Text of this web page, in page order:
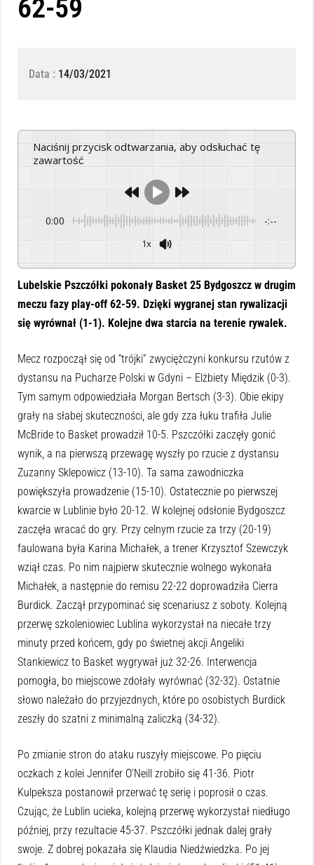
62-59
Data : 14/03/2021
Naciśnij przycisk odtwarzania, aby odsłuchać tę
zawartość
0:00 -:--
1x
Lubelskie Pszczółki pokonały Basket 25 Bydgoszcz w drugim
meczu fazy play-off 62-59. Dzięki wygranej stan rywalizacji
się wyrównał (1-1). Kolejne dwa starcia na terenie rywalek.
Mecz rozpoczął się od “trójki” zwyciężczyni konkursu rzutów z
dystansu na Pucharze Polski w Gdyni – Elżbiety Międzik (0-3).
Tym samym odpowiedziała Morgan Bertsch (3-3). Obie ekipy
grały na słabej skuteczności, ale gdy zza łuku trafiła Julie
McBride to Basket prowadził 10-5. Pszczółki zaczęły gonić
wynik, a na pierwszą przewagę wyszły po rzucie z dystansu
Zuzanny Sklepowicz (13-10). Ta sama zawodniczka
powiększyła prowadzenie (15-10). Ostatecznie po pierwszej
kwarcie w Lublinie było 20-12. W kolejnej odsłonie Bydgoszcz
zaczęła wracać do gry. Przy celnym rzucie za trzy (20-19)
faulowana była Karina Michałek, a trener Krzysztof Szewczyk
wziął czas. Po nim najpierw skutecznie wolnego wykonała
Michałek, a następnie do remisu 22-22 doprowadziła Cierra
Burdick. Zaczął przypominać się scenariusz z soboty. Kolejną
przerwę szkoleniowiec Lublina wykorzystał na niecałe trzy
minuty przed końcem, gdy po świetnej akcji Angeliki
Stankiewicz to Basket wygrywał już 32-26. Interwencja
pomogła, bo miejscowe zdołały wyrównać (32-32). Ostatnie
słowo należało do przyjezdnych, które po osobistych Burdick
zeszły do szatni z minimalną zaliczką (34-32).
Po zmianie stron do ataku ruszyły miejscowe. Po pięciu
oczkach z kolei Jennifer O’Neill zrobiło się 41-36. Piotr
Kulpeksza postanowił przerwać tę serię i poprosił o czas.
Czując, że Lublin ucieka, kolejną przerwę wykorzystał niedługo
później, przy rezultacie 45-37. Pszczółki jednak dalej grały
swoje. Z dobrej pokazała się Klaudia Niedźwiedzka. Po jej